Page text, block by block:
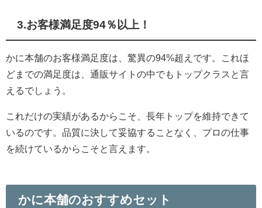
3.お客様満足度94％以上！
かに本舗のお客様満足度は、 驚異の94%超えです。これほ
どまでの満足度は、 通販サイトの中でもトップクラスと言
えるでしょう。
これだけの実績があるからこそ、 長年トップを維持できて
いるのです。 品質に決して妥協することなく、 プロの仕事
を続けているからこそと言えます。
かに本舗のおすすめセット